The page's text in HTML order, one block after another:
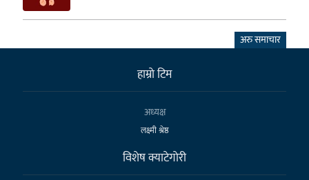
अरु समाचार
हाम्राे टिम
अध्यक्ष
लक्ष्मी श्रेष्ठ
विशेष क्याटेगाेरी